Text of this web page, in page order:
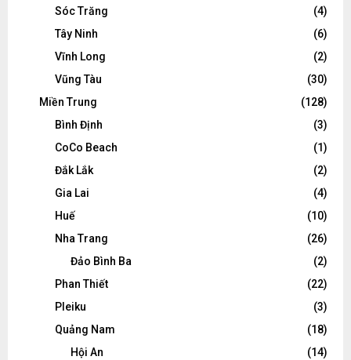
Sóc Trăng
(4)
Tây Ninh
(6)
Vĩnh Long
(2)
Vũng Tàu
(30)
Miền Trung
(128)
Bình Định
(3)
CoCo Beach
(1)
Đắk Lắk
(2)
Gia Lai
(4)
Huế
(10)
Nha Trang
(26)
Đảo Bình Ba
(2)
Phan Thiết
(22)
Pleiku
(3)
Quảng Nam
(18)
Hội An
(14)